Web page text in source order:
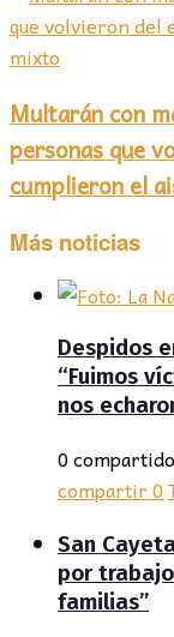
Multarán con
personas que
cumplieron el
Más noticias
Despidos
“Fuimos
nos
0
compartir0
San
por
familias”